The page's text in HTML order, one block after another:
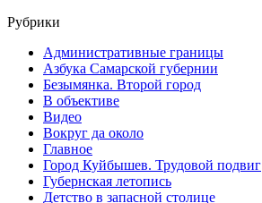
Рубрики
Административные границы
Азбука Самарской губернии
Безымянка. Второй город
В объективе
Видео
Вокруг да около
Главное
Город Куйбышев. Трудовой подвиг
Губернская летопись
Детство в запасной столице